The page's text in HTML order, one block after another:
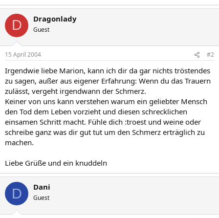
D Dragonlady
Guest
15 April 2004 #2
Irgendwie liebe Marion, kann ich dir da gar nichts tröstendes
zu sagen, außer aus eigener Erfahrung: Wenn du das Trauern
zulässt, vergeht irgendwann der Schmerz.
Keiner von uns kann verstehen warum ein geliebter Mensch
den Tod dem Leben vorzieht und diesen schrecklichen
einsamen Schritt macht. Fühle dich :troest und weine oder
schreibe ganz was dir gut tut um den Schmerz erträglich zu
machen.
Liebe Grüße und ein knuddeln
D Dani
Guest